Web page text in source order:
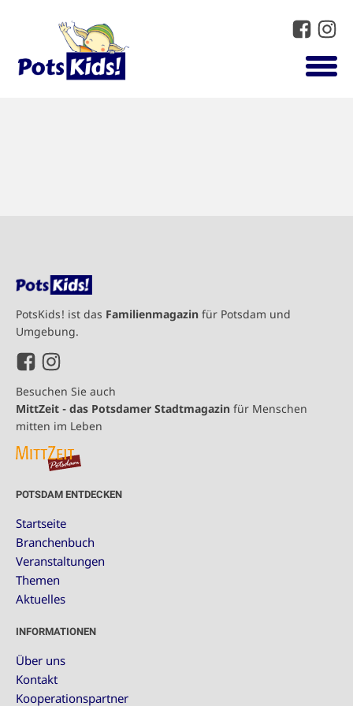
PotsKids! ist das Familienmagazin für Potsdam und
Umgebung.
Besuchen Sie auch
MittZeit - das Potsdamer Stadtmagazin für Menschen
mitten im Leben
POTSDAM ENTDECKEN
Startseite
Branchenbuch
Veranstaltungen
Themen
Aktuelles
INFORMATIONEN
Über uns
Kontakt
Kooperationspartner